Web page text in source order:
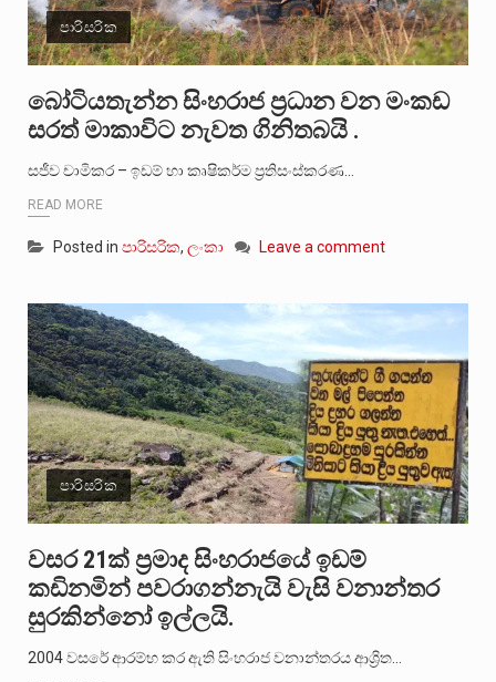
පාරිසරික
බෝටියතැන්න සිංහරාජ ප්‍රධාන වන මංකඩ
සරත් මාකාවිට නැවත ගිනිතබයි .
සජීව චාමිකර – ඉඩම් හා කෘෂිකර්ම ප්‍රතිසංස්කරණ…
READ MORE
Posted in පාරිසරික, ලංකා Leave a comment
පාරිසරික
වසර 21ක් ප්‍රමාද සිංහරාජයේ ඉඩම්
කඩිනමින් පවරාගන්නැයි වැසි වනාන්තර
සුරකින්නෝ ඉල්ලයි.
2004 වසරේ ආරම්භ කර ඇති සිංහරාජ වනාන්තරය ආශ්‍රිත…